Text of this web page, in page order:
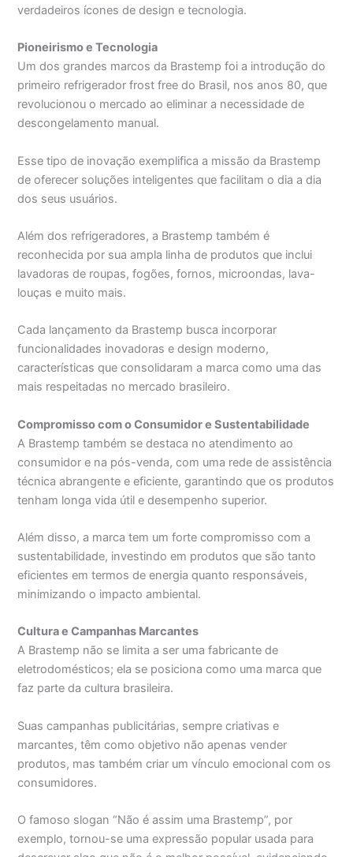
verdadeiros ícones de design e tecnologia.
Pioneirismo e Tecnologia
Um dos grandes marcos da Brastemp foi a introdução do
primeiro refrigerador frost free do Brasil, nos anos 80, que
revolucionou o mercado ao eliminar a necessidade de
descongelamento manual.
Esse tipo de inovação exemplifica a missão da Brastemp
de oferecer soluções inteligentes que facilitam o dia a dia
dos seus usuários.
Além dos refrigeradores, a Brastemp também é
reconhecida por sua ampla linha de produtos que inclui
lavadoras de roupas, fogões, fornos, microondas, lava-
louças e muito mais.
Cada lançamento da Brastemp busca incorporar
funcionalidades inovadoras e design moderno,
características que consolidaram a marca como uma das
mais respeitadas no mercado brasileiro.
Compromisso com o Consumidor e Sustentabilidade
A Brastemp também se destaca no atendimento ao
consumidor e na pós-venda, com uma rede de assistência
técnica abrangente e eficiente, garantindo que os produtos
tenham longa vida útil e desempenho superior.
Além disso, a marca tem um forte compromisso com a
sustentabilidade, investindo em produtos que são tanto
eficientes em termos de energia quanto responsáveis,
minimizando o impacto ambiental.
Cultura e Campanhas Marcantes
A Brastemp não se limita a ser uma fabricante de
eletrodomésticos; ela se posiciona como uma marca que
faz parte da cultura brasileira.
Suas campanhas publicitárias, sempre criativas e
marcantes, têm como objetivo não apenas vender
produtos, mas também criar um vínculo emocional com os
consumidores.
O famoso slogan “Não é assim uma Brastemp”, por
exemplo, tornou-se uma expressão popular usada para